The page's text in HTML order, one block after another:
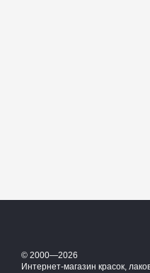
© 2000—2026
Интернет-магазин красок,